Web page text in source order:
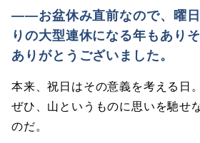
――お盆休み直前なので、曜
りの大型連休になる年もあり
ありがとうございました。
本来、祝日はその意義を考える日
ぜひ、山というものに思いを馳せ
のだ。